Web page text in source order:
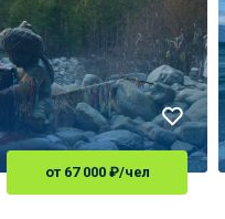
от 67 000 ₽/чел